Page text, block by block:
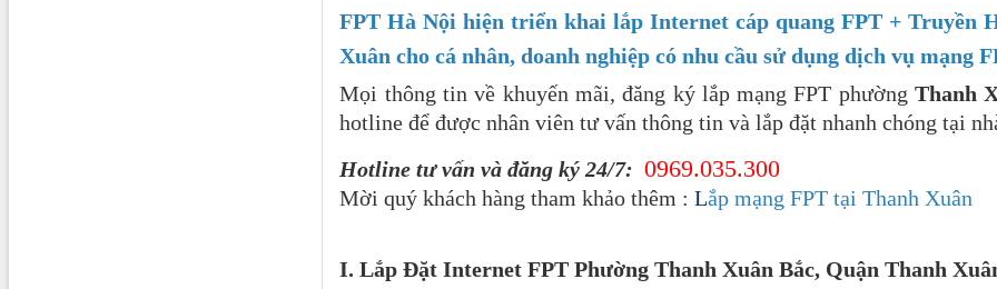
FPT Hà Nội hiện triển khai lắp Internet cáp quang FPT + Truyền
Xuân cho cá nhân, doanh nghiệp có nhu cầu sử dụng dịch vụ mạng
Mọi thông tin về khuyến mãi, đăng ký lắp mạng FPT phườngThanh
hotline để được nhân viên tư vấn thông tin và lắp đặt nhanh chóng tại
Hotline tư vấn và đăng ký 24/7: 0969.035.300
Mời quý khách hàng tham khảo thêm : Lắp mạng FPT tại Thanh Xuân
I. Lắp Đặt Internet FPTPhường Thanh Xuân Bắc, Quận Thanh